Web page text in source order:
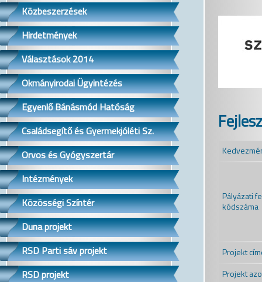
Közbeszerzések
Hirdetmények
Választások 2014
Okmányirodai Ügyintézés
Egyenlő Bánásmód Hatóság
Családsegítő és Gyermekjóléti Sz.
Orvos és Gyógyszertár
Intézmények
Közösségi Színtér
Duna projekt
RSD Parti sáv projekt
RSD projekt
Pályázati
kódszáma
Projekt
Projekt